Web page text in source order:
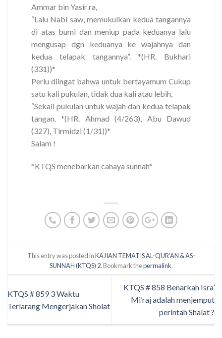
Ammar bin Yasir ra,
“Lalu Nabi saw, memukulkan kedua tangannya
di atas bumi dan meniup pada keduanya lalu
mengusap dgn keduanya ke wajahnya dan
kedua telapak tangannya”. *(HR. Bukhari
(331))*
Perlu diingat bahwa untuk bertayamum Cukup
satu kali pukulan, tidak dua kali atau lebih,
“Sekali pukulan untuk wajah dan kedua telapak
tangan. *(HR. Ahmad (4/263), Abu Dawud
(327), Tirmidzi (1/31))*
Salam !
*KTQS menebarkan cahaya sunnah*
This entry was posted inKAJIAN TEMATIS AL-QUR’AN & AS-
SUNNAH (KTQS) 2. Bookmark thepermalink.
KTQS # 859 3 Waktu
Terlarang Mengerjakan Sholat
KTQS # 858 Benarkah Isra’
Mi’raj adalah menjemput
perintah Shalat ?